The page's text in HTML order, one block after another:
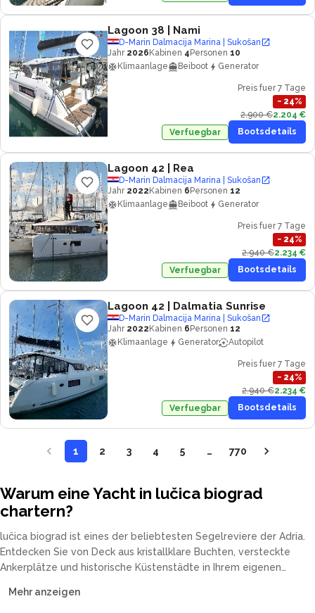
Lagoon 38 | Nami
D-Marin Dalmacija Marina | Sukošan
Jahr 2026 Kabinen 4 Personen 10
Klimaanlage
Beiboot Generator
Preis fuer 7 Tage
− 24%
2.900 €2.204 €
Verfuegbar
Bootsdetails
Lagoon 42 | Rea
D-Marin Dalmacija Marina | Sukošan
Jahr 2022 Kabinen 6 Personen 12
Klimaanlage
Beiboot Generator
Preis fuer 7 Tage
− 24%
2.940 €2.234 €
Verfuegbar
Bootsdetails
Lagoon 42 | Dalmatia Sunrise
D-Marin Dalmacija Marina | Sukošan
Jahr 2022 Kabinen 6 Personen 12
Klimaanlage
Generator Autopilot
Preis fuer 7 Tage
− 24%
2.940 €2.234 €
Verfuegbar
Bootsdetails
1 2 3 4 5 … 770
Warum eine Yacht in lučica biograd
chartern?
lučica biograd ist eines der beliebtesten Segelreviere der Adria.
Entdecken Sie von Deck aus kristallklare Buchten, versteckte
Ankerplätze und historische Küstenstädte in Ihrem eigenen
Motoryachten und Guleten — mit Crew oder Bareboat.
Mehr anzeigen